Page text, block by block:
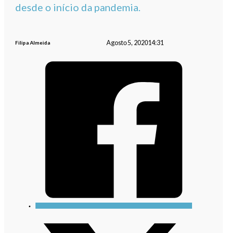
desde o início da pandemia.
Filipa Almeida Agosto 5, 202014:31